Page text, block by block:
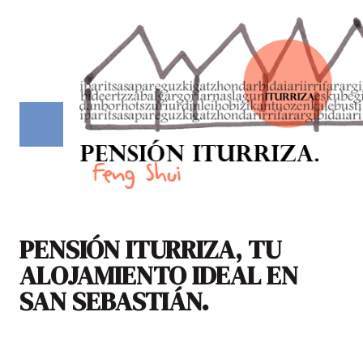
PENSIÓN ITURRIZA, TU
ALOJAMIENTO IDEAL EN
SAN SEBASTIÁN.